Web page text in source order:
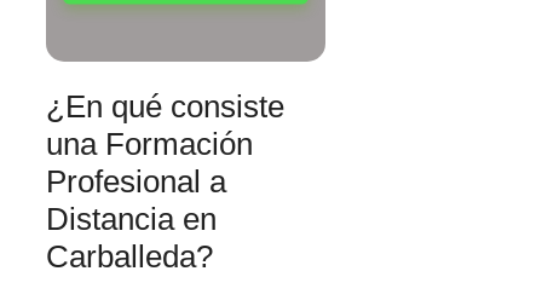
¿En qué consiste
una Formación
Profesional a
Distancia en
Carballeda?